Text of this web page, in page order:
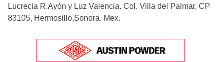
Lucrecia R.Ayón y Luz Valencia. Col. Villa del Palmar, CP
83105, Hermosillo,Sonora. Mex.